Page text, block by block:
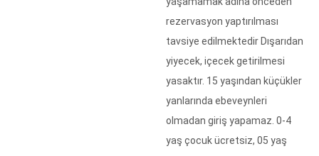
rezervasyon yaptırılması
tavsiye edilmektedir Dışarıdan
yiyecek, içecek getirilmesi
yasaktır. 15 yaşından küçükler
yanlarında ebeveynleri
olmadan giriş yapamaz. 0-4
yaş çocuk ücretsiz, 05 yaş